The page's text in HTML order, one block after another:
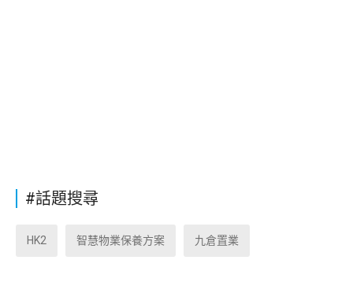
#話題搜尋
HK2 智慧物業保養方案 九倉置業